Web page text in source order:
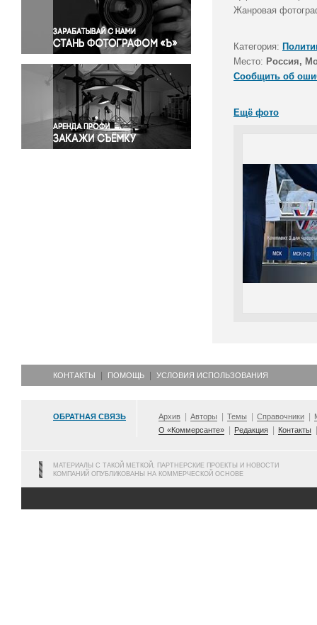
Правосудие
Происшествия и конфликты
Религия
Светская жизнь
Спорт
Экология
Экономика и бизнес
Жанровая
Категория:
Место: Россия,
Сообщить об
Ещё фото
КОНТАКТЫ ПОМОЩЬ УСЛОВИЯ ИСПОЛЬЗОВАНИЯ
ОБРАТНАЯ СВЯЗЬ Архив Авторы Темы Справочники
О «Коммерсанте»
Редакция Контакты
МАТЕРИАЛЫ С ТАКОЙ МЕТКОЙ, ПАРТНЕРСКИЕ ПРОЕКТЫ И НОВОСТИ
КОМПАНИЙ ОПУБЛИКОВАНЫ НА КОММЕРЧЕСКОЙ ОСНОВЕ